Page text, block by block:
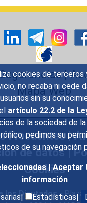
cookies de terceros
no recaba ni cede
sin su
artículo 22.2 de la
de la sociedad de
pedimos su
de su navegación
| Aceptar
información
Estadísticas|
Sugerencias|
Mapa Web
Frecuentes|
de datos|
Cookies
los Diputados- Plaza